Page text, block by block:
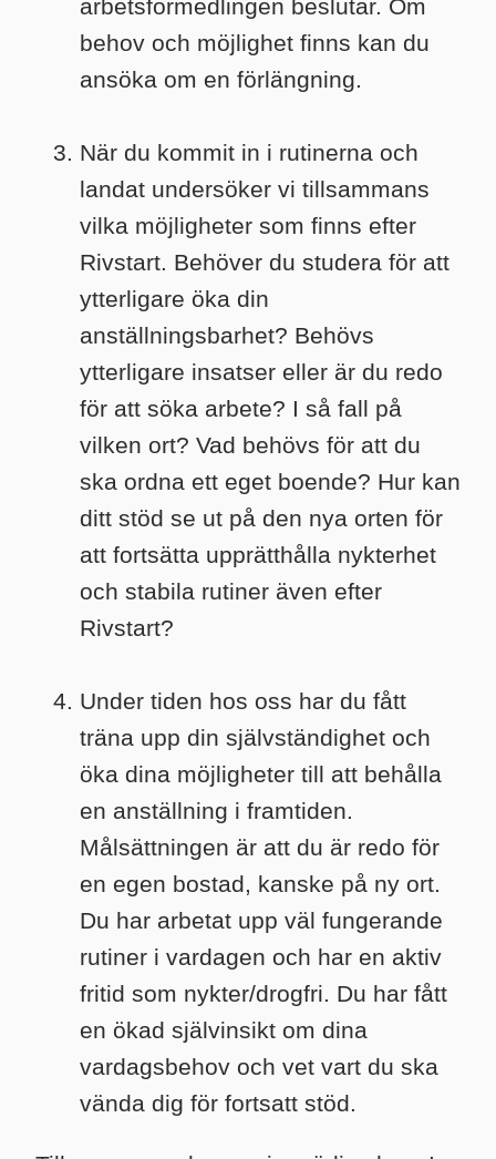
arbetsförmedlingen beslutar. Om
behov och möjlighet finns kan du
ansöka om en förlängning.
När du kommit in i rutinerna och
landat undersöker vi tillsammans
vilka möjligheter som finns efter
Rivstart. Behöver du studera för att
ytterligare öka din
anställningsbarhet? Behövs
ytterligare insatser eller är du redo
för att söka arbete? I så fall på
vilken ort? Vad behövs för att du
ska ordna ett eget boende? Hur kan
ditt stöd se ut på den nya orten för
att fortsätta upprätthålla nykterhet
och stabila rutiner även efter
Rivstart?
Under tiden hos oss har du fått
träna upp din självständighet och
öka dina möjligheter till att behålla
en anställning i framtiden.
Målsättningen är att du är redo för
en egen bostad, kanske på ny ort.
Du har arbetat upp väl fungerande
rutiner i vardagen och har en aktiv
fritid som nykter/drogfri. Du har fått
en ökad självinsikt om dina
vardagsbehov och vet vart du ska
vända dig för fortsatt stöd. ​​​​​